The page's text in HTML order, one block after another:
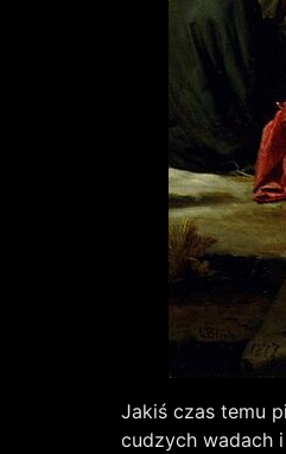
Jakiś czas temu
cudzych wadach